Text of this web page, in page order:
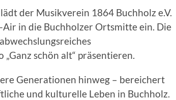
der Musikverein 1864 Buchholz e.V.
Air in die Buchholzer Ortsmitte ein. Die
schön alt“ präsentieren.
Generationen hinweg – bereichert
und kulturelle Leben in Buchholz.